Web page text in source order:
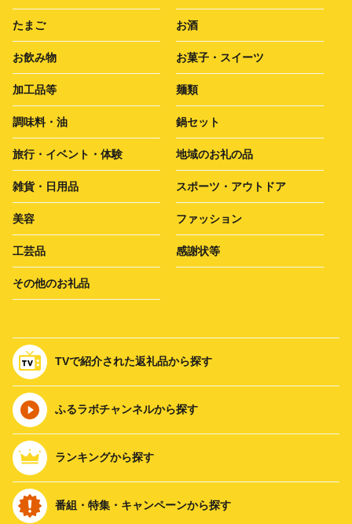
たまご お酒
お飲み物 お菓子・スイーツ
加工品等 麺類
調味料・油 鍋セット
旅行・イベント・体験 地域のお礼の品
雑貨・日用品 スポーツ・アウトドア
美容 ファッション
工芸品 感謝状等
その他のお礼品
TVで紹介された返礼品から探す
ふるラボチャンネルから探す
ランキングから探す
番組・特集・キャンペーンから探す